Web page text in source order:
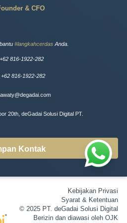
& CFO
#langkahcerdas Anda.
+62 816-1922-282
+62 816-1922-282
20th, deGadai Solusi Digital PT.
Kontak
Kebijakan Privasi
Syarat & Ketentuan
© 2025 PT. deGadai Solusi Digital
Berizin dan diawasi oleh OJK